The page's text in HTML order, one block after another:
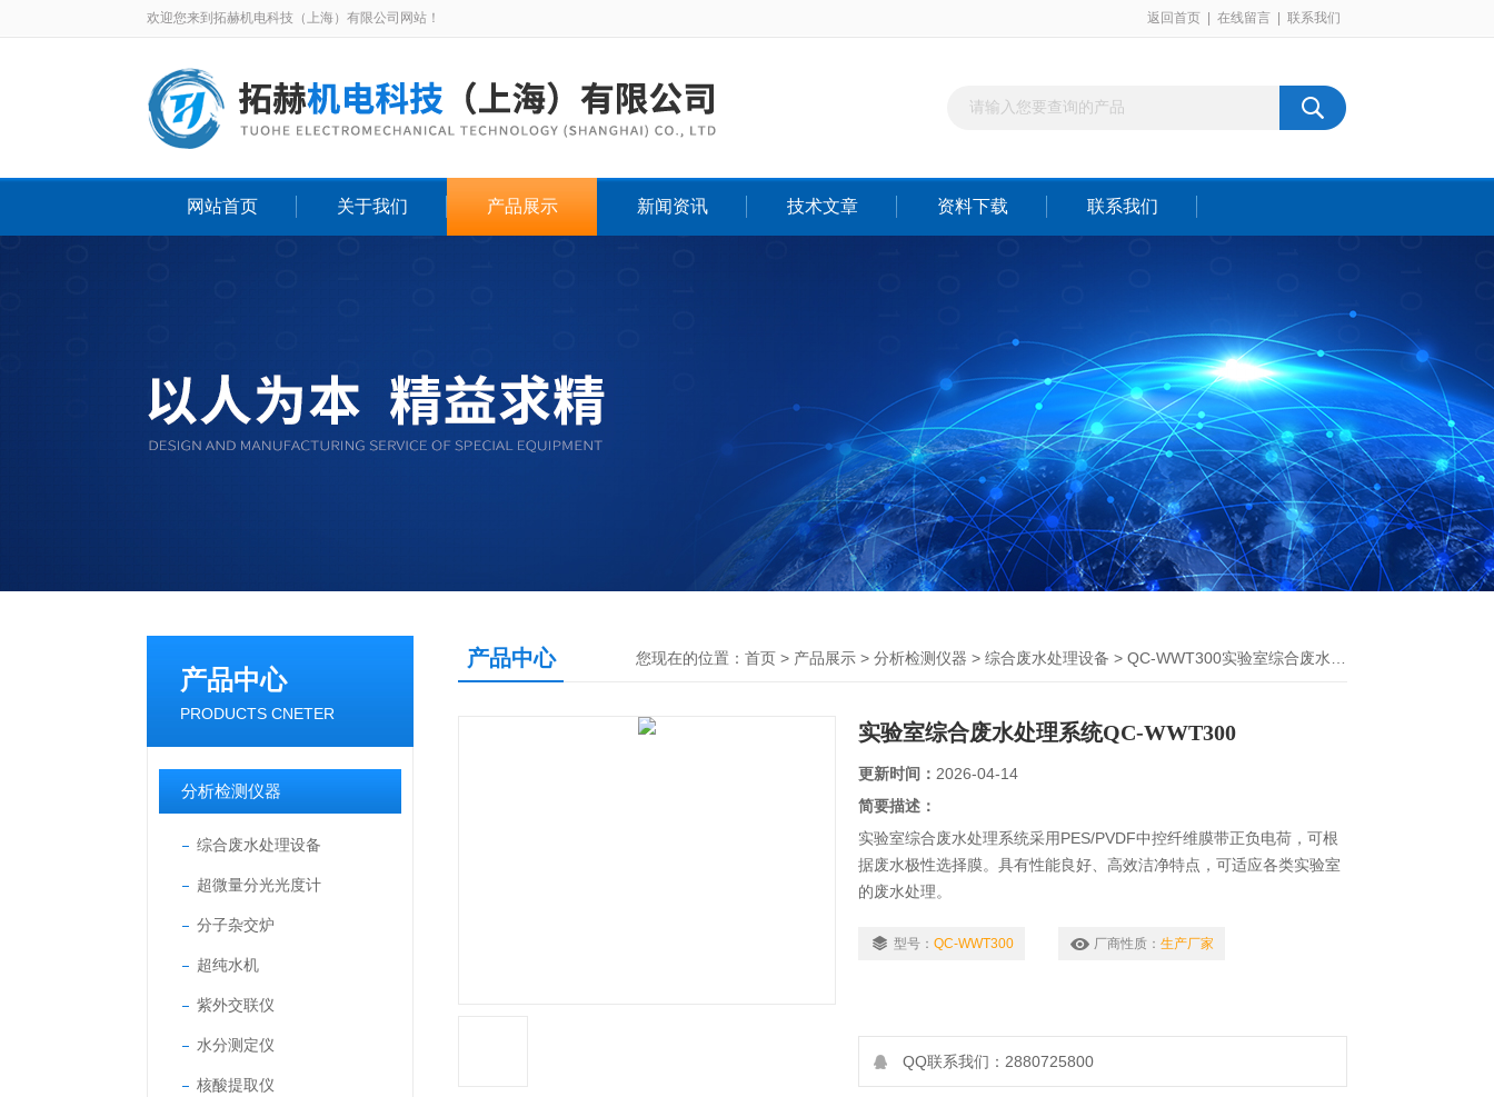
欢迎您来到拓赫机电科技（上海）有限公司网站！ 返回首页 在线留言 联系我们
网站首页 关于我们 产品展示 新闻资讯 技术文章 资料下载 联系我们
产品中心
PRODUCTS CNETER
分析检测仪器
综合废水处理设备
超微量分光光度计
分子杂交炉
超纯水机
紫外交联仪
水分测定仪
核酸提取仪
产品中心 您现在的位置： 首页 > 产品展示 > 分析检测仪器 > 综合废水处理设备 > QC-WWT300实验室综合废水处理系统
实验室综合废水处理系统QC-WWT300
更新时间： 2026-04-14
简要描述：
实验室综合废水处理系统采用PES/PVDF中控纤维膜带正负电荷，可根
据废水极性选择膜。具有性能良好、高效洁净特点，可适应各类实验室
的废水处理。
型号： QC-WWT300 厂商性质： 生产厂家
QQ联系我们：2880725800